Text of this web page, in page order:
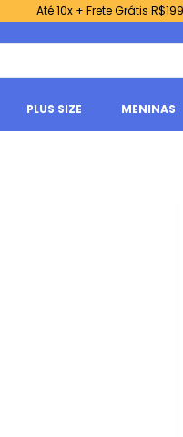
Até 10x + Frete Grátis
PLUS SIZE MENINAS